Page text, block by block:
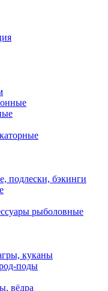
подлески, бэкинги
рыболовные
куканы
поды
вёдра